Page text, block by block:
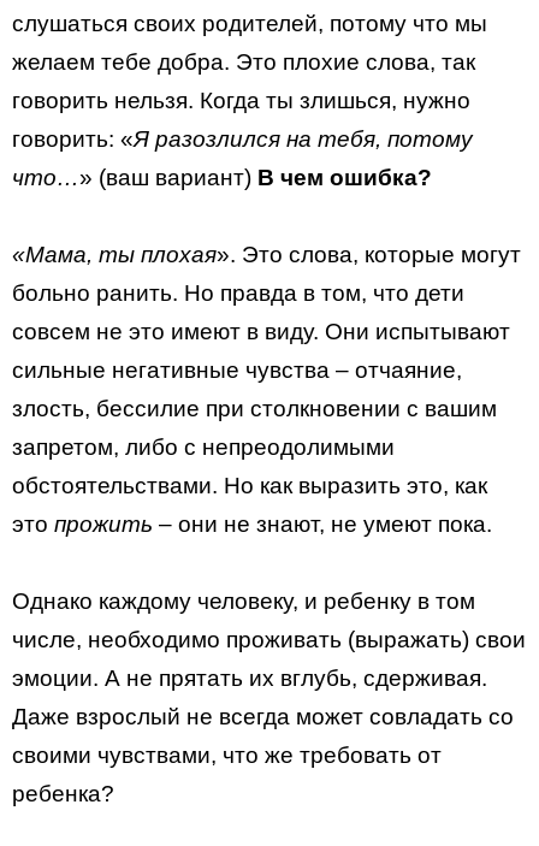
слушаться своих родителей, потому что мы
желаем тебе добра. Это плохие слова, так
говорить нельзя. Когда ты злишься, нужно
говорить: «Я разозлился на тебя, потому
что…» (ваш вариант) В чем ошибка?
«Мама, ты плохая». Это слова, которые могут
больно ранить. Но правда в том, что дети
совсем не это имеют в виду. Они испытывают
сильные негативные чувства – отчаяние,
злость, бессилие при столкновении с вашим
запретом, либо с непреодолимыми
обстоятельствами. Но как выразить это, как
это прожить – они не знают, не умеют пока.
Однако каждому человеку, и ребенку в том
числе, необходимо проживать (выражать) свои
эмоции. А не прятать их вглубь, сдерживая.
Даже взрослый не всегда может совладать со
своими чувствами, что же требовать от
ребенка?